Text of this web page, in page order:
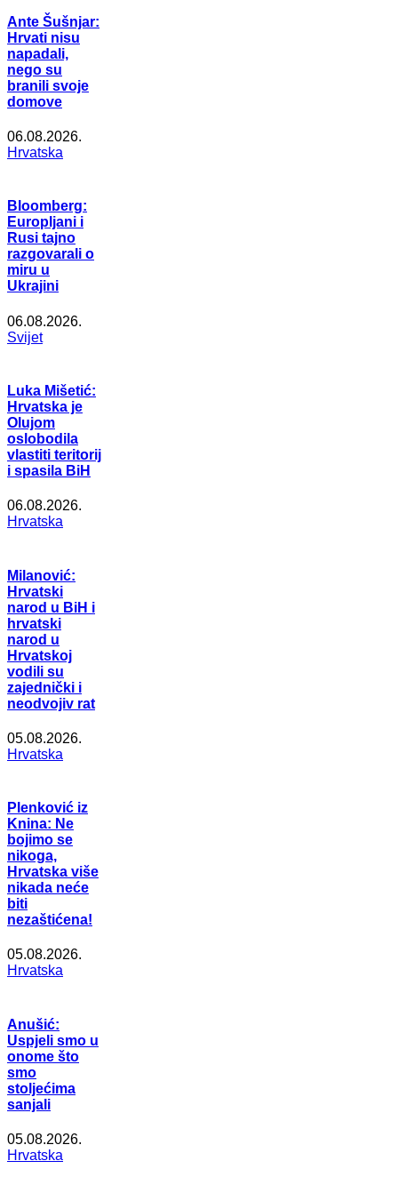
Ante Šušnjar:
Hrvati nisu
napadali,
nego su
branili svoje
domove
06.08.2026.
Hrvatska
Bloomberg:
Europljani i
Rusi tajno
razgovarali o
miru u
Ukrajini
06.08.2026.
Svijet
Luka Mišetić:
Hrvatska je
Olujom
oslobodila
vlastiti teritorij
i spasila BiH
06.08.2026.
Hrvatska
Milanović:
Hrvatski
narod u BiH i
hrvatski
narod u
Hrvatskoj
vodili su
zajednički i
neodvojiv rat
05.08.2026.
Hrvatska
Plenković iz
Knina: Ne
bojimo se
nikoga,
Hrvatska više
nikada neće
biti
nezaštićena!
05.08.2026.
Hrvatska
Anušić:
Uspjeli smo u
onome što
smo
stoljećima
sanjali
05.08.2026.
Hrvatska